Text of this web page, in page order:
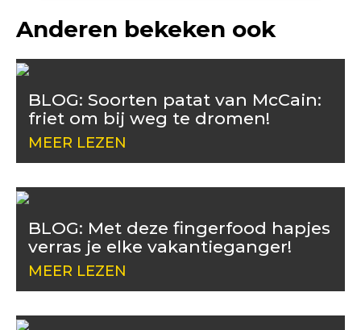
Anderen bekeken ook
BLOG: Soorten patat van McCain:
friet om bij weg te dromen!
MEER LEZEN
BLOG: Met deze fingerfood hapjes
verras je elke vakantieganger!
MEER LEZEN